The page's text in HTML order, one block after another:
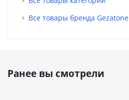
Все товары бренда Gezatone
Ранее вы смотрели